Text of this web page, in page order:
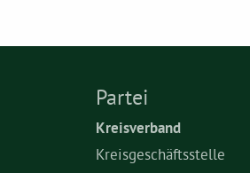
Partei
Kreisverband
Kreisgeschäftsstelle